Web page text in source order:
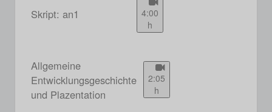
Skript: an1
4:00
h
Allgemeine
Entwicklungsgeschichte
und Plazentation
2:05
h